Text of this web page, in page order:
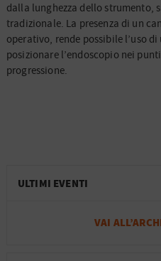
dalla lunghezza dello strumento,
tradizionale. La presenza di un
operativo, rende possibile l’uso
posizionare l’endoscopio nei
progressione.
ULTIMI EVENTI
VAI